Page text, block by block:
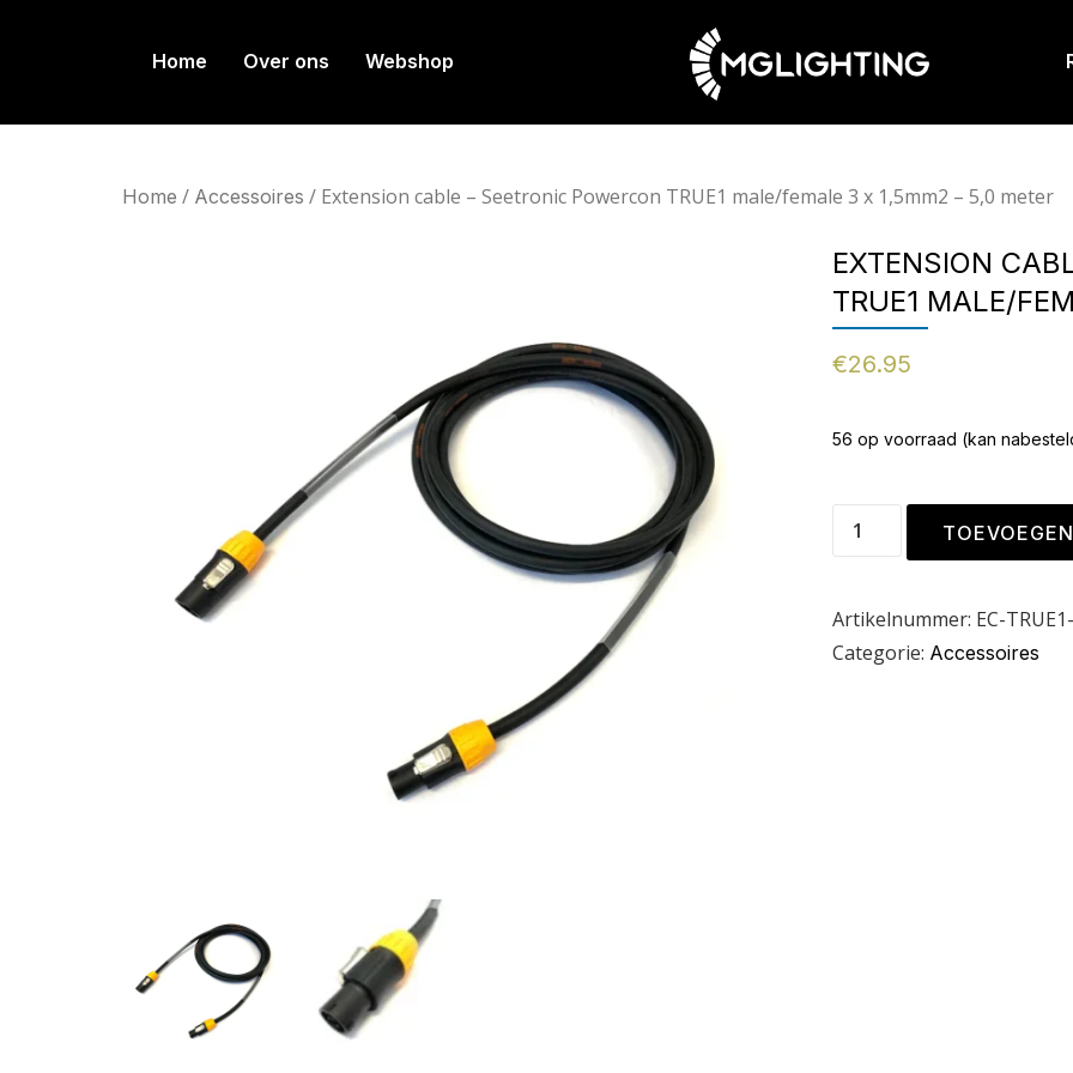
Home Over ons Webshop
Home / Accessoires / Extension cable – Seetronic Powercon TRUE1 male/female 3 x 1,5mm2 – 5,0 meter
EXTENSION
TRUE1 MALE/
€26.95
56 op voorraad (kan
Artikelnummer: EC-
Categorie: Accessoires